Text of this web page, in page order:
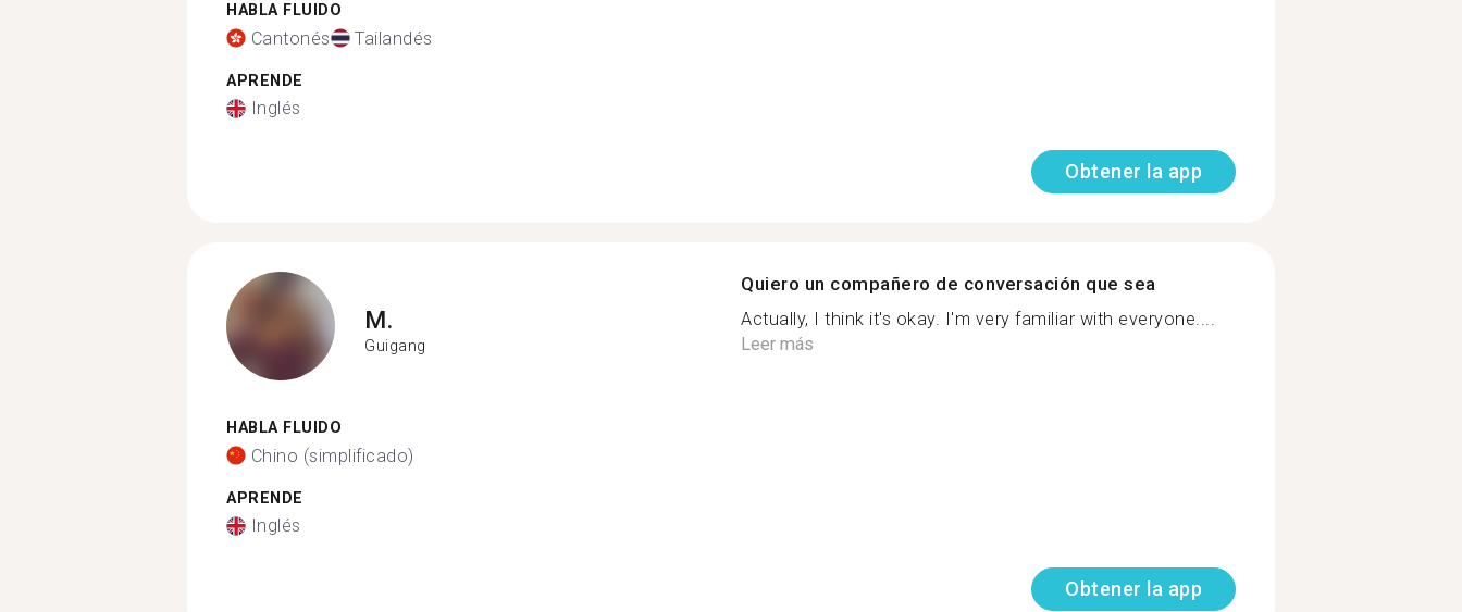
HABLA FLUIDO
Cantonés Tailandés
APRENDE
Inglés
Obtener la app
M.
Guigang
HABLA FLUIDO
Chino (simplificado)
APRENDE
Inglés
Quiero un compañero de conversación que sea
Actually, I think it's okay. I'm very familiar with everyone....
Leer más
Obtener la app